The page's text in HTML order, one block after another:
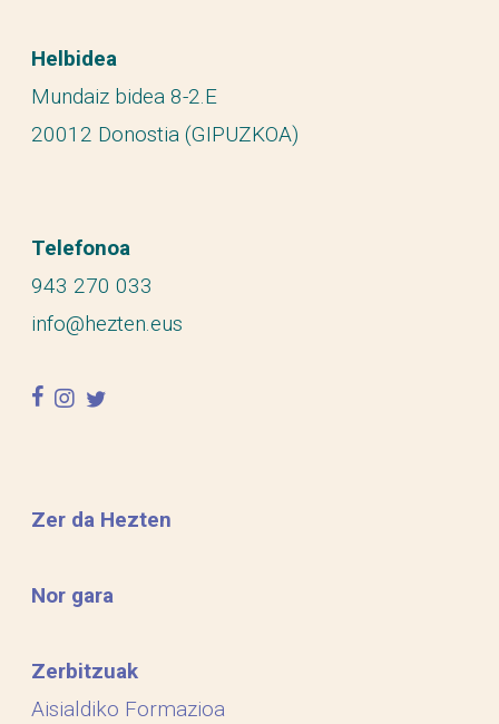
Helbidea
Mundaiz bidea 8-2.E
20012 Donostia (GIPUZKOA)
Telefonoa
943 270 033
info@hezten.eus
facebook
instagram
twitter
Zer da Hezten
Nor gara
Zerbitzuak
Aisialdiko Formazioa